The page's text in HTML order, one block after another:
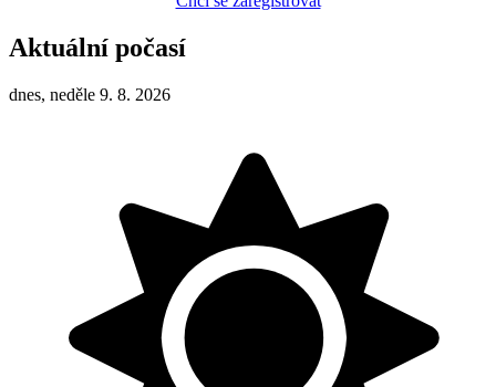
Aktuální počasí
dnes, neděle 9. 8. 2026